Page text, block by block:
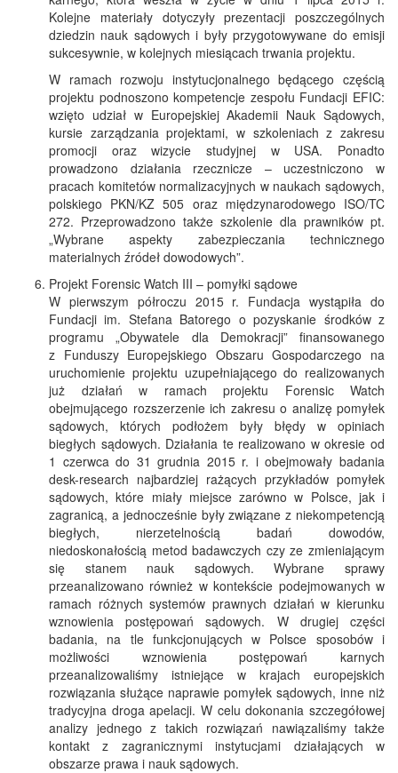
Kolejne materiały dotyczyły prezentacji poszczególnych
dziedzin nauk sądowych i były przygotowywane do emisji
sukcesywnie, w kolejnych miesiącach trwania projektu.
W ramach rozwoju instytucjonalnego będącego częścią
projektu podnoszono kompetencje zespołu Fundacji EFIC:
wzięto udział w Europejskiej Akademii Nauk Sądowych,
kursie zarządzania projektami, w szkoleniach z zakresu
promocji oraz wizycie studyjnej w USA. Ponadto
prowadzono działania rzecznicze – uczestniczono w
pracach komitetów normalizacyjnych w naukach sądowych,
polskiego PKN/KZ 505 oraz międzynarodowego ISO/TC
272. Przeprowadzono także szkolenie dla prawników pt.
„Wybrane aspekty zabezpieczania technicznego
materialnych źródeł dowodowych”.
Projekt Forensic Watch III – pomyłki sądowe
W pierwszym półroczu 2015 r. Fundacja wystąpiła do
Fundacji im. Stefana Batorego o pozyskanie środków z
programu „Obywatele dla Demokracji” finansowanego
z Funduszy Europejskiego Obszaru Gospodarczego na
uruchomienie projektu uzupełniającego do realizowanych
już działań w ramach projektu Forensic Watch
obejmującego rozszerzenie ich zakresu o analizę pomyłek
sądowych, których podłożem były błędy w opiniach
biegłych sądowych. Działania te realizowano w okresie od
1 czerwca do 31 grudnia 2015 r. i obejmowały badania
desk-research najbardziej rażących przykładów pomyłek
sądowych, które miały miejsce zarówno w Polsce, jak i
zagranicą, a jednocześnie były związane z niekompetencją
biegłych, nierzetelnością badań dowodów,
niedoskonałością metod badawczych czy ze zmieniającym
się stanem nauk sądowych. Wybrane sprawy
przeanalizowano również w kontekście podejmowanych w
ramach różnych systemów prawnych działań w kierunku
wznowienia postępowań sądowych. W drugiej części
badania, na tle funkcjonujących w Polsce sposobów i
możliwości wznowienia postępowań karnych
przeanalizowaliśmy istniejące w krajach europejskich
rozwiązania służące naprawie pomyłek sądowych, inne niż
tradycyjna droga apelacji. W celu dokonania szczegółowej
analizy jednego z takich rozwiązań nawiązaliśmy także
kontakt z zagranicznymi instytucjami działających w
obszarze prawa i nauk sądowych.